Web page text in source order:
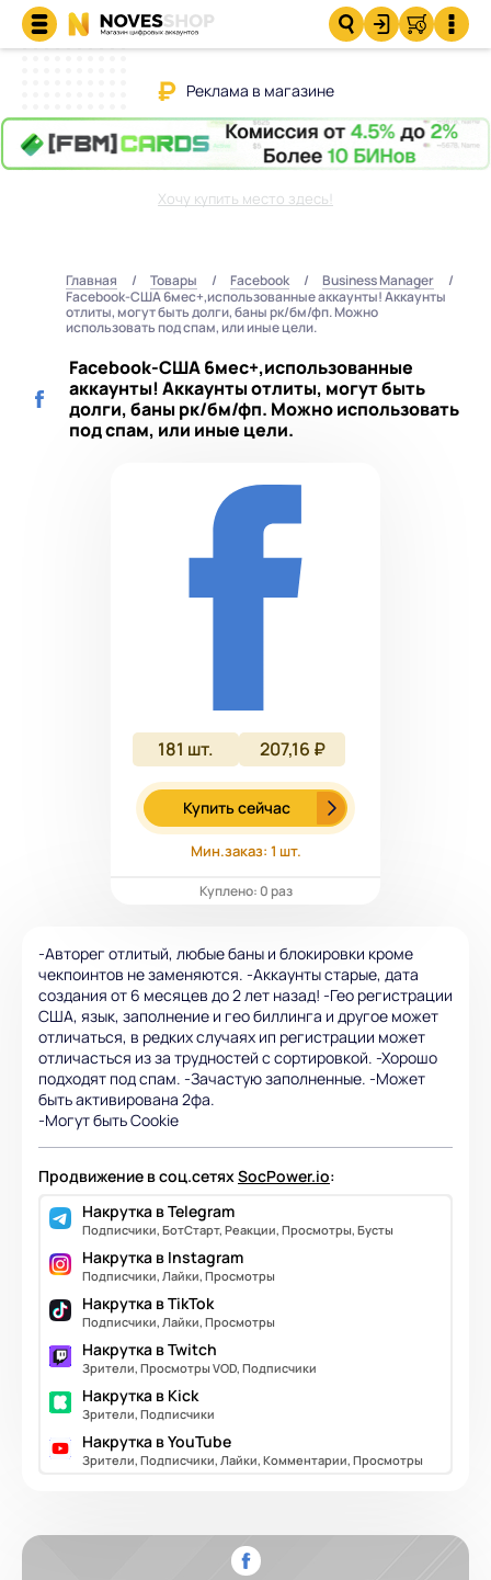
Реклама в магазине
Хочу купить место здесь!
Главная Товары Facebook
Business Manager
Facebook-США 6мес+,использованные аккаунты! Аккаунты
отлиты, могут быть долги, баны рк/бм/фп. Можно
использовать под спам, или иные цели.
Facebook-США 6мес+,использованные
аккаунты! Аккаунты отлиты, могут быть
долги, баны рк/бм/фп. Можно использовать
под спам, или иные цели.
181 шт. 207,16 ₽
Купить сейчас
Мин.заказ: 1 шт.
Куплено: 0 раз
-Авторег отлитый, любые баны и блокировки кроме
чекпоинтов не заменяются. -Аккаунты старые, дата
создания от 6 месяцев до 2 лет назад! -Гео регистрации
США, язык, заполнение и гео биллинга и другое может
отличаться, в редких случаях ип регистрации может
отличасться из за трудностей с сортировкой. -Хорошо
подходят под спам. -Зачастую заполненные. -Может
быть активирована 2фа.
-Могут быть Cookie
Продвижение в соц.сетяхSocPower.io:
Накрутка в Telegram
Подписчики, БотСтарт, Реакции, Просмотры, Бусты
Накрутка в Instagram
Подписчики, Лайки, Просмотры
Накрутка в TikTok
Подписчики, Лайки, Просмотры
Накрутка в Twitch
Зрители, Просмотры VOD, Подписчики
Накрутка в Kick
Зрители, Подписчики
Накрутка в YouTube
Зрители, Подписчики, Лайки, Комментарии, Просмотры